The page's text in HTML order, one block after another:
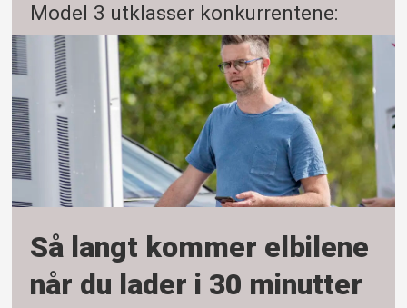
Model 3 utklasser konkurrentene:
Så langt kommer elbilene
når du lader i 30 minutter